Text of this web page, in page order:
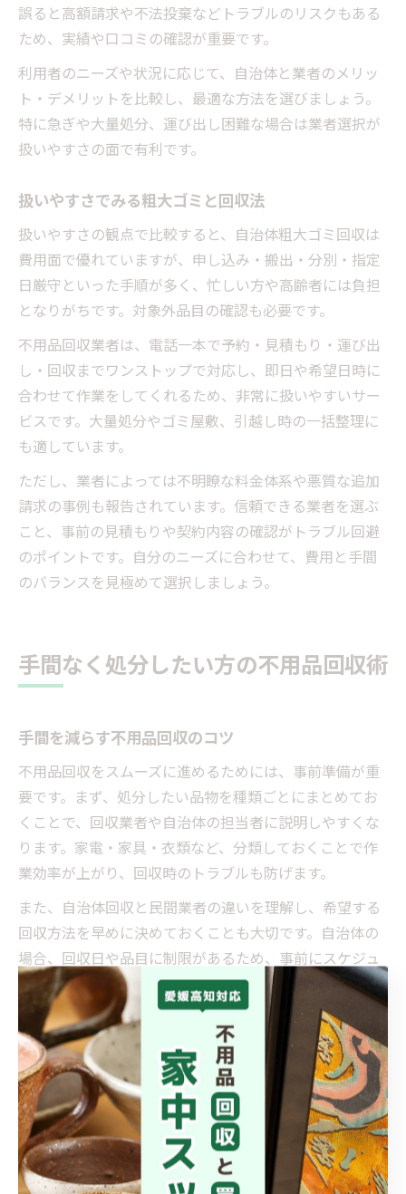
誤ると高額請求や不法投棄などトラブルのリスクもある
ため、実績や口コミの確認が重要です。
利用者のニーズや状況に応じて、自治体と業者のメリッ
ト・デメリットを比較し、最適な方法を選びましょう。
特に急ぎや大量処分、運び出し困難な場合は業者選択が
扱いやすさの面で有利です。
扱いやすさでみる粗大ゴミと回収法
扱いやすさの観点で比較すると、自治体粗大ゴミ回収は
費用面で優れていますが、申し込み・搬出・分別・指定
日厳守といった手順が多く、忙しい方や高齢者には負担
となりがちです。対象外品目の確認も必要です。
不用品回収業者は、電話一本で予約・見積もり・運び出
し・回収までワンストップで対応し、即日や希望日時に
合わせて作業をしてくれるため、非常に扱いやすいサー
ビスです。大量処分やゴミ屋敷、引越し時の一括整理に
も適しています。
ただし、業者によっては不明瞭な料金体系や悪質な追加
請求の事例も報告されています。信頼できる業者を選ぶ
こと、事前の見積もりや契約内容の確認がトラブル回避
のポイントです。自分のニーズに合わせて、費用と手間
のバランスを見極めて選択しましょう。
手間なく処分したい方の不用品回収術
手間を減らす不用品回収のコツ
不用品回収をスムーズに進めるためには、事前準備が重
要です。まず、処分したい品物を種類ごとにまとめてお
くことで、回収業者や自治体の担当者に説明しやすくな
ります。家電・家具・衣類など、分類しておくことで作
業効率が上がり、回収時のトラブルも防げます。
また、自治体回収と民間業者の違いを理解し、希望する
回収方法を早めに決めておくことも大切です。自治体の
場合、回収日や品目に制限があるため、事前にスケジュ
ールの確認が必須です。一方、民間業者は即日対応や大
量回収も可能な場合が多く、急ぎの処分や引っ越し前の
対応にも適しています。
失敗例として、回収日やルールを確認せず依頼してしま
い、当日回収不可となったケースもあります。逆に、事
前に品目・量・希望日時を伝えておくと、追加料金やト
ラブルを避けられます。扱いやすさを重視するなら、早
めの準備と情報整理がポイントです。